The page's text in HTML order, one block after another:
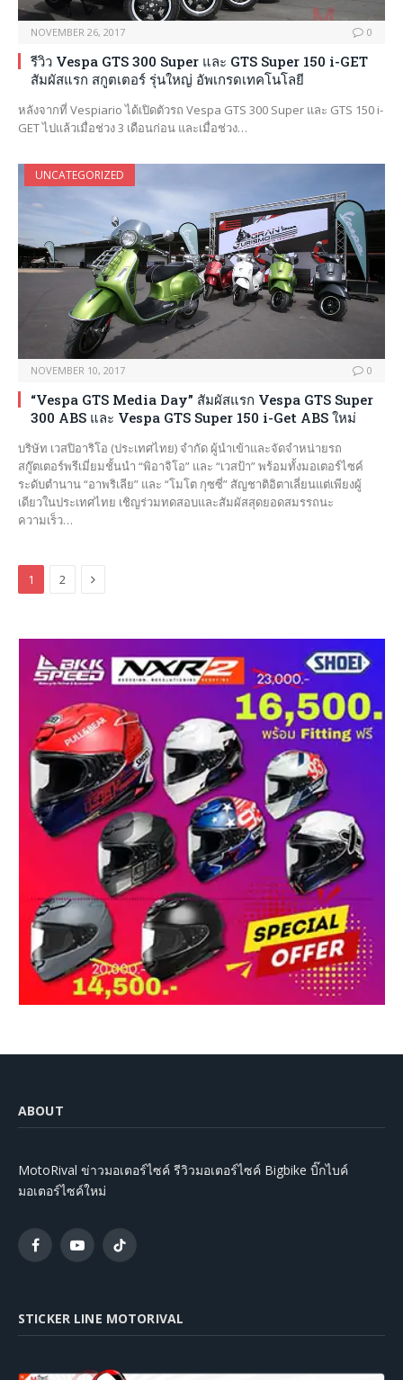
NOVEMBER 26, 2017 0
รีวิว Vespa GTS 300 Super และ GTS Super 150 i-GET
สัมผัสแรก สกูตเตอร์ รุ่นใหญ่ อัพเกรดเทคโนโลยี
หลังจากที่ Vespiario ได้เปิดตัวรถ Vespa GTS 300 Super และ GTS 150 i-
GET ไปแล้วเมื่อช่วง 3 เดือนก่อน และเมื่อช่วง…
UNCATEGORIZED
NOVEMBER 10, 2017 0
“Vespa GTS Media Day” สัมผัสแรก Vespa GTS Super
300 ABS และ Vespa GTS Super 150 i-Get ABS ใหม่
บริษัท เวสปิอาริโอ (ประเทศไทย) จำกัด ผู้นำเข้าและจัดจำหน่ายรถ
สกู๊ตเตอร์พรีเมี่ยมชั้นนำ “พิอาจิโอ” และ “เวสป้า” พร้อมทั้งมอเตอร์ไซค์
ระดับตำนาน “อาพริเลีย” และ “โมโต กุซซี่” สัญชาติอิตาเลี่ยนแต่เพียงผู้
เดียวในประเทศไทย เชิญร่วมทดสอบและสัมผัสสุดยอดสมรรถนะ
ความเร็ว…
1 2 Next
ABOUT
MotoRival ข่าวมอเตอร์ไซค์ รีวิวมอเตอร์ไซค์ Bigbike บิ๊กไบค์
มอเตอร์ไซค์ใหม่
FacebookYouTubeTikTok
STICKER LINE MOTORIVAL